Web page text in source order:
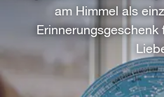
am Himmel als
Erinnerungsgeschenk